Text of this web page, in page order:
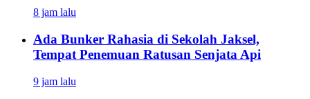
8 jam lalu
Ada Bunker Rahasia di Sekolah Jaksel,
Tempat Penemuan Ratusan Senjata Api
9 jam lalu